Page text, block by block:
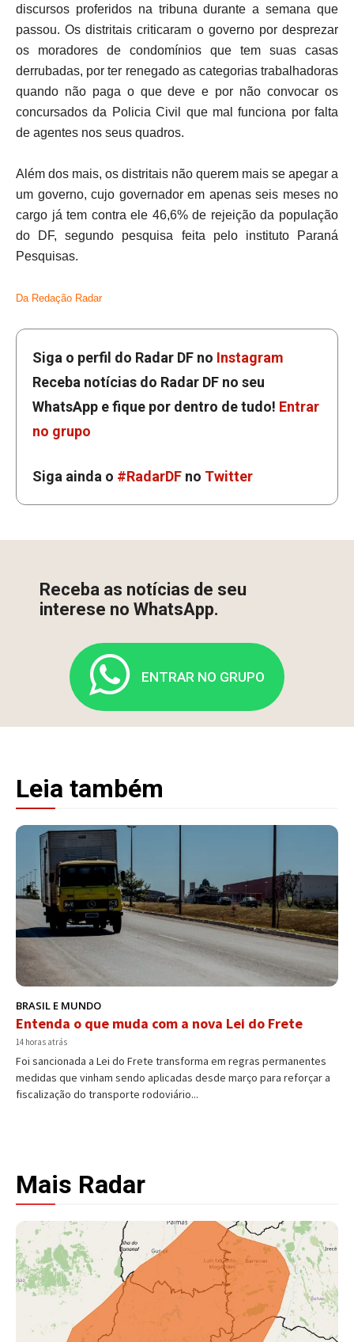
discursos proferidos na tribuna durante a semana que
passou. Os distritais criticaram o governo por desprezar
os moradores de condomínios que tem suas casas
derrubadas, por ter renegado as categorias trabalhadoras
quando não paga o que deve e por não convocar os
concursados da Policia Civil que mal funciona por falta
de agentes nos seus quadros.
Além dos mais, os distritais não querem mais se apegar a
um governo, cujo governador em apenas seis meses no
cargo já tem contra ele 46,6% de rejeição da população
do DF, segundo pesquisa feita pelo instituto Paraná
Pesquisas.
Da Redação Radar
Siga o perfil do Radar DF no Instagram
Receba notícias do Radar DF no seu
WhatsApp e fique por dentro de tudo! Entrar
no grupo
Siga ainda o #RadarDF no Twitter
Receba as notícias de seu
interese no WhatsApp.
ENTRAR NO GRUPO
Leia também
BRASIL E MUNDO
Entenda o que muda com a nova Lei do Frete
14 horas atrás
Foi sancionada a Lei do Frete transforma em regras permanentes
medidas que vinham sendo aplicadas desde março para reforçar a
fiscalização do transporte rodoviário...
Mais Radar